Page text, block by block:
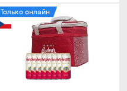
Только онлайн